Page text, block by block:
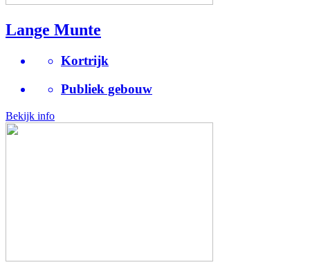
Lange Munte
Kortrijk
Publiek gebouw
Bekijk info